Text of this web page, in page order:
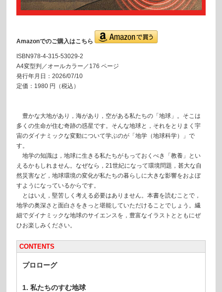
Amazonでのご購入はこちら
ISBN978-4-315-53029-2
A4変型判／オールカラー／176 ページ
発行年月日：2026/07/10
定価：1980 円（税込）
豊かな大地があり，海があり，空がある私たちの「地球」。そこは
多くの生命が住む奇跡の惑星です。そんな地球と，それをとりまく宇
宙のダイナミックな変動について学ぶのが「地学（地球科学）」で
す。
地学の知識は，地球に生きる私たちがもっておくべき「教養」とい
えるかもしれません。なぜなら，21世紀になって環境問題，甚大な自
然災害など，地球環境の変化が私たちの暮らしに大きな影響をおよぼ
すようになっているからです。
とはいえ，堅苦しく考える必要はありません。本書を読むことで，
地学の奥深さと面白さをきっと堪能していただけることでしょう。繊
細でダイナミックな地球のサイエンスを，豊富なイラストとともにぜ
ひお楽しみください。
CONTENTS
プロローグ
1. 私たちのすむ地球